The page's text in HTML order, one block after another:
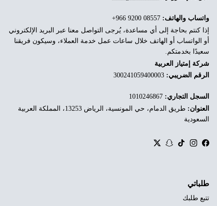
واتساب والهاتف:
إذا كنتم بحاجة إلى أي مساعدة، يُرجى التواصل معنا عبر البريد الإلكتروني
أو الواتساب أو الهاتف خلال ساعات عمل خدمة العملاء، وسيكون فريقنا
سعيدًا بخدمتكم.
شركة إمتياز العربية
الرقم الضريبي:
السجل التجاري:
العنوان:
طريق الدمام، حي المونسية، الرياض 13253، المملكة العربية
السعودية
Facebook
Instagram
TikTok
Snapchat
Twitter
طلباتي
تتبع طلبك